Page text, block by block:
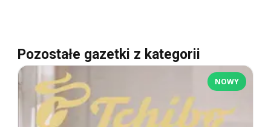
Pozostałe gazetki z kategorii
NOWY